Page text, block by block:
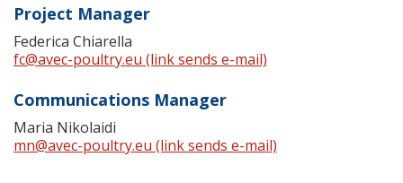
Project Manager
Federica Chiarella
fc@avec-poultry.eu (link sends e-mail)
Communications Manager
Maria Nikolaidi
mn@avec-poultry.eu (link sends e-mail)